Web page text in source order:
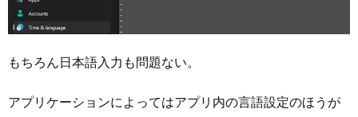
もちろん日本語入力も問題ない。
アプリケーションによってはアプリ内の言語設定のほうが